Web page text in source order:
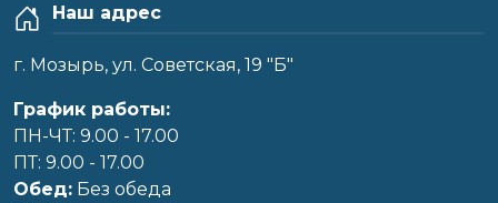
Наш адрес
г. Мозырь, ул. Советская, 19 "Б"
График работы:
ПН-ЧТ: 9.00 - 17.00
ПТ: 9.00 - 17.00
Обед: Без обеда